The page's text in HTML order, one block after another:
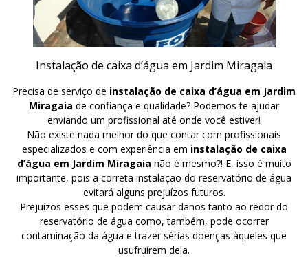
Instalação de caixa d’água em Jardim Miragaia
Precisa de serviço de instalação de caixa d’água em Jardim
Miragaia de confiança e qualidade? Podemos te ajudar
enviando um profissional até onde você estiver!
Não existe nada melhor do que contar com profissionais
especializados e com experiência em instalação de caixa
d’água em Jardim Miragaia não é mesmo?! E, isso é muito
importante, pois a correta instalação do reservatório de água
evitará alguns prejuízos futuros.
Prejuízos esses que podem causar danos tanto ao redor do
reservatório de água como, também, pode ocorrer
contaminação da água e trazer sérias doenças àqueles que
usufruírem dela.